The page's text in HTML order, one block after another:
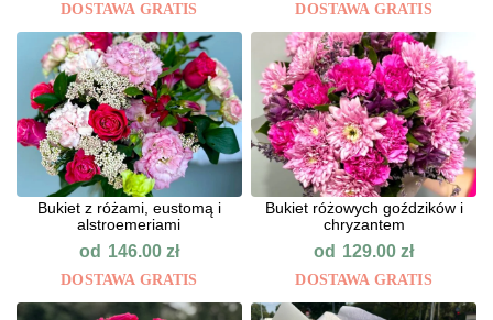
DOSTAWA GRATIS DOSTAWA GRATIS
Bukiet z różami, eustomą i
alstroemeriami
od 146.00 zł
DOSTAWA GRATIS
Bukiet różowych goździków i
chryzantem
od 129.00zł
DOSTAWA GRATIS